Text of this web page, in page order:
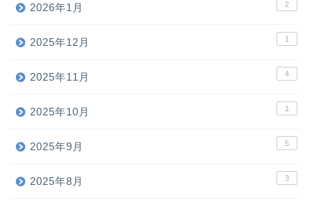
2026年1月 2
2025年12月 1
2025年11月 4
2025年10月 1
2025年9月 5
2025年8月 3